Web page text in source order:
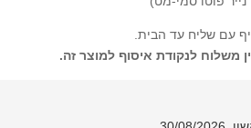
עם שליח עד הבית.
משלוח לנקודת איסוף למוצר זה.